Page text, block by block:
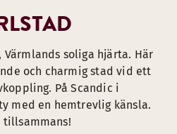
soliga hjärta. Här
och charmig stad vid ett
På Scandic i
med en hemtrevlig känsla.
tillsammans!